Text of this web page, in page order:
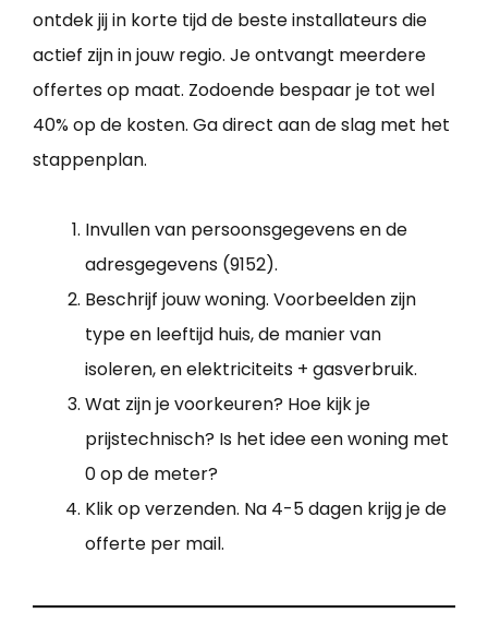
ontdek jij in korte tijd de beste installateurs die
actief zijn in jouw regio. Je ontvangt meerdere
offertes op maat. Zodoende bespaar je tot wel
40% op de kosten. Ga direct aan de slag met het
stappenplan.
Invullen van persoonsgegevens en de
adresgegevens (9152).
Beschrijf jouw woning. Voorbeelden zijn
type en leeftijd huis, de manier van
isoleren, en elektriciteits + gasverbruik.
Wat zijn je voorkeuren? Hoe kijk je
prijstechnisch? Is het idee een woning met
0 op de meter?
Klik op verzenden. Na 4-5 dagen krijg je de
offerte per mail.